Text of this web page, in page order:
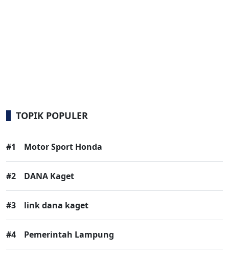
TOPIK POPULER
#1 Motor Sport Honda
#2 DANA Kaget
#3 link dana kaget
#4 Pemerintah Lampung